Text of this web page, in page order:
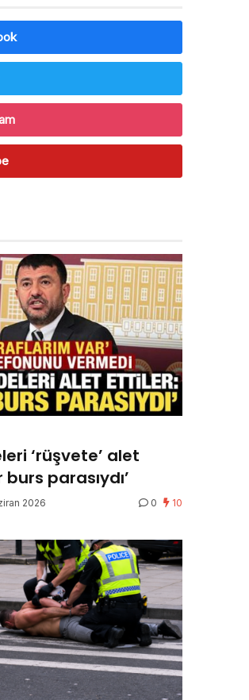
‘rüşvete’ alet
parasıydı’
2026 0 10